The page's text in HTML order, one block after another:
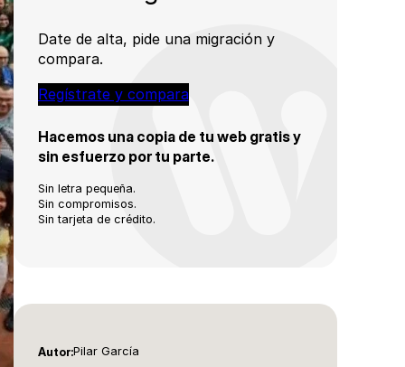
Date de alta, pide una migración y
compara.
Regístrate y compara
Hacemos una copia de tu web gratis y
sin esfuerzo por tu parte.
Sin letra pequeña.
Sin compromisos.
Sin tarjeta de crédito.
Autor:Pilar García